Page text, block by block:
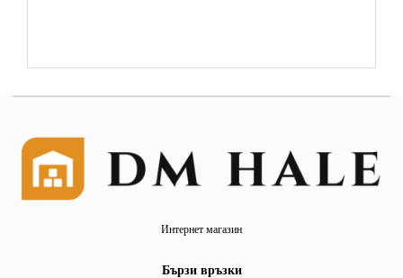
Интернет магазин
Бързи връзки